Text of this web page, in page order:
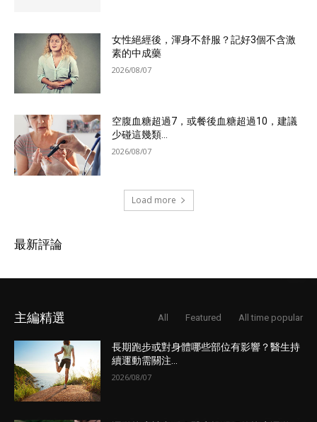
女性絕經後，渾身不舒服？記好3個不含激
素的中成藥
2026/08/07
空腹血糖超過7，或餐後血糖超過10，建議
少碰這幾類...
2026/08/07
Load more
最新評論
主編精選 All Featured All time popular
長期跑步或對身體哪些部位有影響？醫生持
續運動需關注...
2026/08/07